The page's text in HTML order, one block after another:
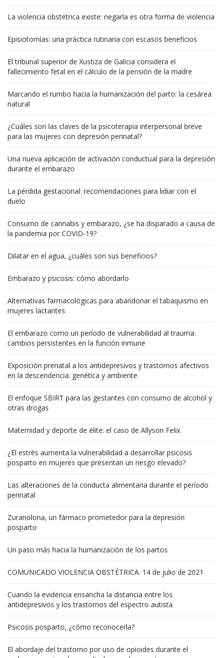
La violencia obstétrica existe: negarla es otra forma de violencia
Episiotomías: una práctica rutinaria con escasos beneficios
El tribunal superior de Xustiza de Galicia considera el
fallecimiento fetal en el cálculo de la pensión de la madre
Marcando el rumbo hacia la humanización del parto: la cesárea
natural
¿Cuáles son las claves de la psicoterapia interpersonal breve
para las mujeres con depresión perinatal?
Una nueva aplicación de activación conductual para la depresión
durante el embarazo
La pérdida gestacional: recomendaciones para lidiar con el
duelo
Consumo de cannabis y embarazo, ¿se ha disparado a causa de
la pandemia por COVID-19?
Dilatar en el agua, ¿cuáles son sus beneficios?
Embarazo y psicosis: cómo abordarlo
Alternativas farmacológicas para abandonar el tabaquismo en
mujeres lactantes
El embarazo como un período de vulnerabilidad al trauma:
cambios persistentes en la función inmune
Exposición prenatal a los antidepresivos y trastornos afectivos
en la descendencia: genética y ambiente
El enfoque SBIRT para las gestantes con consumo de alcohol y
otras drogas
Maternidad y deporte de élite: el caso de Allyson Felix
¿El estrés aumenta la vulnerabilidad a desarrollar psicosis
posparto en mujeres que presentan un riesgo elevado?
Las alteraciones de la conducta alimentaria durante el período
perinatal
Zuranolona, un fármaco prometedor para la depresión
posparto
Un paso más hacia la humanización de los partos
COMUNICADO VIOLENCIA OBSTÉTRICA. 14 de julio de 2021
Cuando la evidencia ensancha la distancia entre los
antidepresivos y los trastornos del espectro autista
Psicosis posparto, ¿cómo reconocerla?
El abordaje del trastorno por uso de opioides durante el